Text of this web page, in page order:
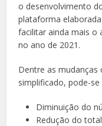
o desenvolvimento
plataforma
facilitar ainda mais o
no ano de 2021.
Dentre as mudanças
simplificado, pode-se
Diminuição do
Redução do